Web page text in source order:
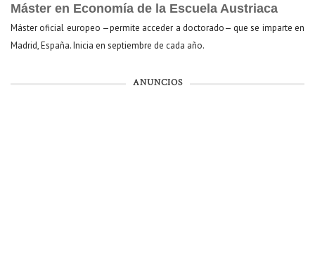
Máster en Economía de la Escuela Austriaca
Máster oficial europeo —permite acceder a doctorado— que se imparte en
Madrid, España. Inicia en septiembre de cada año.
ANUNCIOS